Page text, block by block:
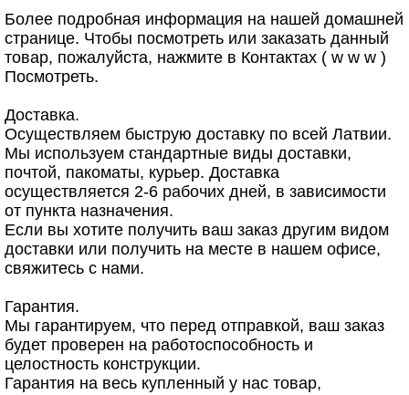
Более подробная информация на нашей домашней
странице. Чтобы посмотреть или заказать данный
товар, пожалуйста, нажмите в Контактах ( w w w )
Посмотреть.
Доставка.
Осуществляем быструю доставку по всей Латвии.
Мы используем стандартные виды доставки,
почтой, пакоматы, курьер. Доставка
осуществляется 2-6 рабочих дней, в зависимости
от пункта назначения.
Если вы хотите получить ваш заказ другим видом
доставки или получить на месте в нашем офисе,
свяжитесь с нами.
Гарантия.
Мы гарантируем, что перед отправкой, ваш заказ
будет проверен на работоспособность и
целостность конструкции.
Гарантия на весь купленный у нас товар,